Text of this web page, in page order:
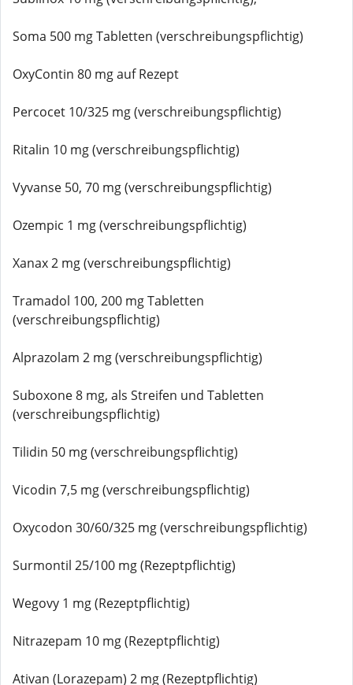
Soma 500 mg Tabletten (verschreibungspflichtig)
OxyContin 80 mg auf Rezept
Percocet 10/325 mg (verschreibungspflichtig)
Ritalin 10 mg (verschreibungspflichtig)
Vyvanse 50, 70 mg (verschreibungspflichtig)
Ozempic 1 mg (verschreibungspflichtig)
Xanax 2 mg (verschreibungspflichtig)
Tramadol 100, 200 mg Tabletten
(verschreibungspflichtig)
Alprazolam 2 mg (verschreibungspflichtig)
Suboxone 8 mg, als Streifen und Tabletten
(verschreibungspflichtig)
Tilidin 50 mg (verschreibungspflichtig)
Vicodin 7,5 mg (verschreibungspflichtig)
Oxycodon 30/60/325 mg (verschreibungspflichtig)
Surmontil 25/100 mg (Rezeptpflichtig)
Wegovy 1 mg (Rezeptpflichtig)
Nitrazepam 10 mg (Rezeptpflichtig)
Ativan (Lorazepam) 2 mg (Rezeptpflichtig)